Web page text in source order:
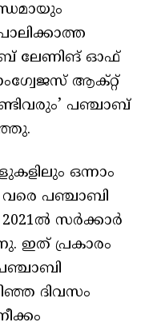
ലേണിങ് ഓഫ്
ആക്റ്റ്
പഞ്ചാബ്
ഒന്നാം
പഞ്ചാബി
2021ല്‍ സര്‍ക്കാര്‍
ഇത് പ്രകാരം
ദിവസം